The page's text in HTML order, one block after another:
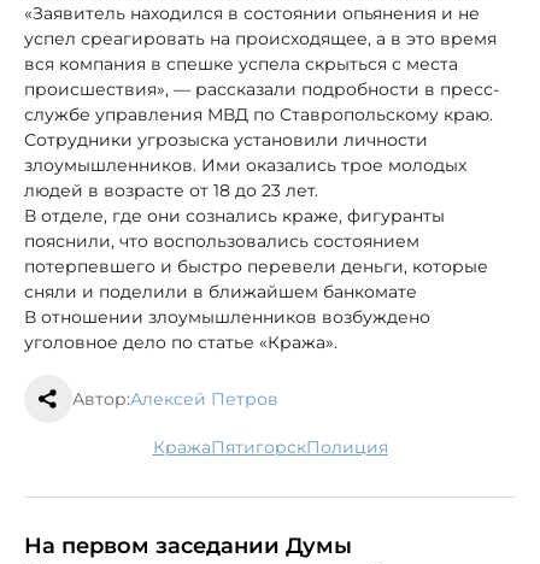
«Заявитель находился в состоянии опьянения и не
успел среагировать на происходящее, а в это время
вся компания в спешке успела скрыться с места
происшествия», — рассказали подробности в пресс-
службе управления МВД по Ставропольскому краю.
Сотрудники угрозыска установили личности
злоумышленников. Ими оказались трое молодых
людей в возрасте от 18 до 23 лет.
В отделе, где они сознались краже, фигуранты
пояснили, что воспользовались состоянием
потерпевшего и быстро перевели деньги, которые
сняли и поделили в ближайшем банкомате
В отношении злоумышленников возбуждено
уголовное дело по статье «Кража».
Автор:Алексей Петров
кража Пятигорск полиция
На первом заседании Думы